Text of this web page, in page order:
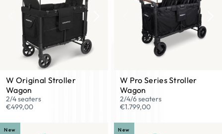
W Original Stroller
Wagon
2/4 seaters
€499,00
W Pro Series Stroller
Wagon
2/4/6 seaters
€1.799,00
New New